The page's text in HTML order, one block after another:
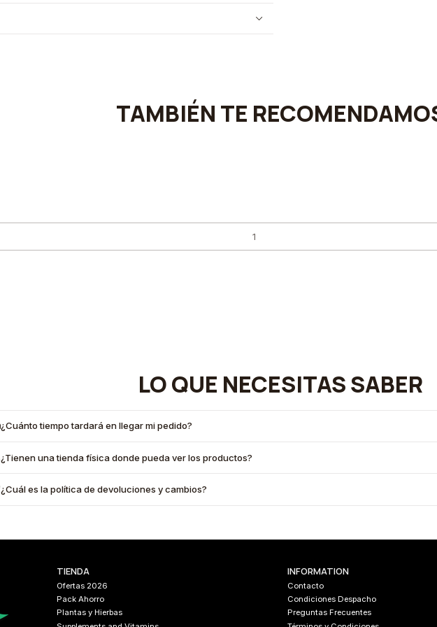
TAMBIÉN TE
LO QUE NECESITAS SABER
¿Cuánto tiempo tardará en llegar mi pedido?
¿Tienen una tienda física donde pueda ver los productos?
¿Cuál es la política de devoluciones y cambios?
TIENDA
Ofertas 2026
Pack Ahorro
Plantas y Hierbas
INFORMATION
Contacto
Condiciones Despacho
Preguntas Frecuentes